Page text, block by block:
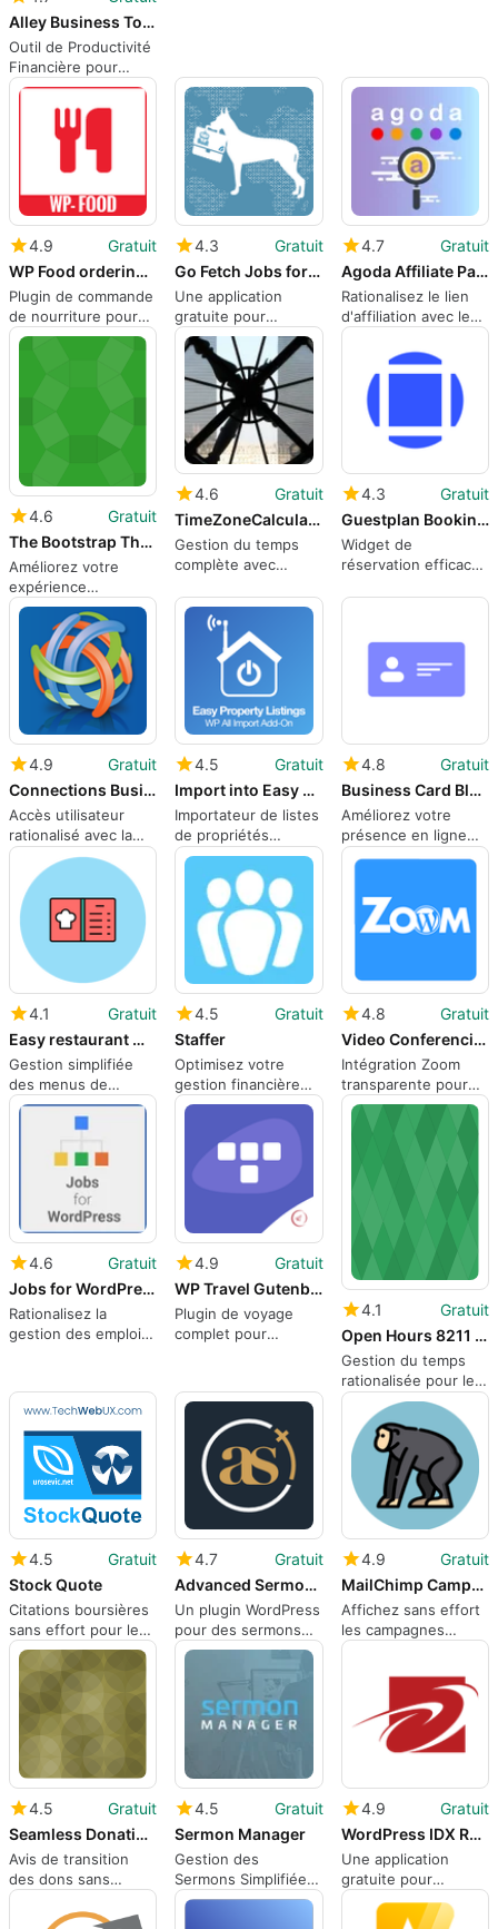
Alley Business Toolkit
Outil de Productivité
Financière pour
WordPress
4.9
Gratuit
WP Food ordering and Restaurant Menu
Plugin de commande
de nourriture pour
WordPress
4.3
Gratuit
Go Fetch Jobs for WP Job Manager
Une application
gratuite pour
WordPress, par
SebeT.
4.7
Gratuit
Agoda Affiliate Partners Text Link Generator
Rationalisez le lien
d'affiliation avec le
plugin Agoda
4.6
Gratuit
The Bootstrap Theme Companion
Améliorez votre
expérience
WordPress avec
Bootstrap Theme
Companion
4.6
Gratuit
TimeZoneCalculator
Gestion du temps
complète avec
4.3
Gratuit
Guestplan Booking Widget
Widget de
réservation efficace
4.9
Gratuit
Connections Business Directory Login
Accès utilisateur
rationalisé avec la
connexion
Connections
4.5
Gratuit
Import into Easy Property Listings
Importateur de listes
de propriétés
efficace pour
WordPress
4.8
Gratuit
Business Card Block 8211 Show your business card on the web.
Améliorez votre
présence en ligne
avec le bloc de carte
4.1
Gratuit
Easy restaurant menu manager
Gestion simplifiée
des menus de
restaurant
4.5
Gratuit
Staffer
Optimisez votre
gestion financière
avec Staffer
4.8
Gratuit
Video Conferencing with Zoom
Intégration Zoom
transparente pour
les utilisateurs de
WordPress
4.6
Gratuit
Jobs for WordPress
Rationalisez la
gestion des emplois
4.9
Gratuit
WP Travel Gutenberg Blocks
Plugin de voyage
complet pour
4.1
Gratuit
Open Hours 8211 Easy Opening Hours
Gestion du temps
rationalisée pour les
sites WordPress
4.5
Gratuit
Stock Quote
Citations boursières
sans effort pour les
utilisateurs de
WordPress
4.7
Gratuit
Advanced Sermons
Un plugin WordPress
pour des sermons
modernes
4.9
Gratuit
MailChimp Campaigns
Affichez sans effort
les campagnes
Mailchimp sur
4.5
Gratuit
Seamless Donations is Sunset
Avis de transition
des dons sans
couture
4.5
Gratuit
Sermon Manager
Gestion des
Sermons Simplifiée
sur WordPress
4.9
Gratuit
WordPress IDX Real Estate Listings amp MLS Search
Une application
gratuite pour
WordPress, par
Diverse Solutions.